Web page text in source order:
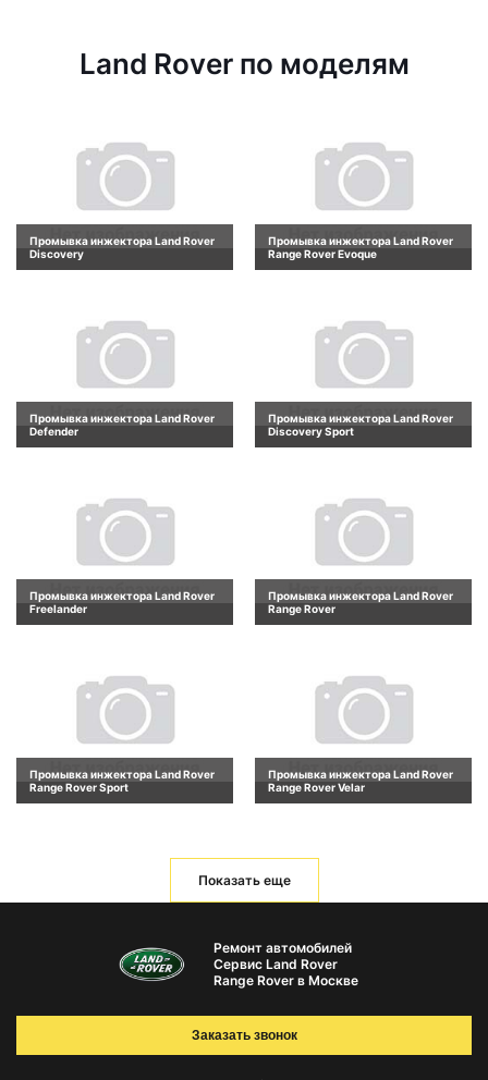
Land Rover по моделям
Промывка инжектора Land Rover
Discovery
Промывка инжектора Land Rover
Range Rover Evoque
Промывка инжектора Land Rover
Defender
Промывка инжектора Land Rover
Discovery Sport
Промывка инжектора Land Rover
Freelander
Промывка инжектора Land Rover
Range Rover
Промывка инжектора Land Rover
Range Rover Sport
Промывка инжектора Land Rover
Range Rover Velar
Показать еще
Ремонт автомобилей
Сервис Land Rover
Range Rover в Москве
Заказать звонок